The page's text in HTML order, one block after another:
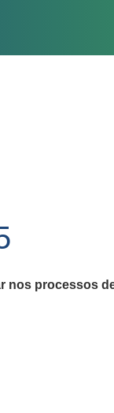
processos